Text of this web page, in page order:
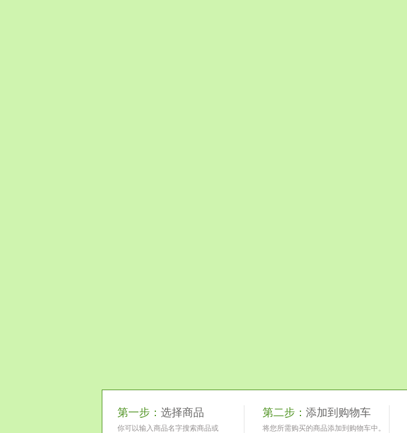
第一步： 选择商品
你可以输入商品名字搜索商品或
第二步： 添加到购物车
将您所需购买的商品添加到购物车中。